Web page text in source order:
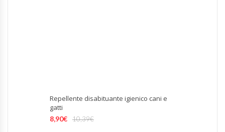
Repellente disabituante igienico cani e
gatti
10,39€
8,90€